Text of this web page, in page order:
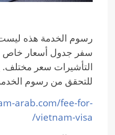
رسوم الخدمة هذه ليست
سفر جدول أسعار خاص
التأشيرات سعر مختلف.
للتحقق من رسوم الخدمة
arab.com/fee-for-
vietnam-visa/